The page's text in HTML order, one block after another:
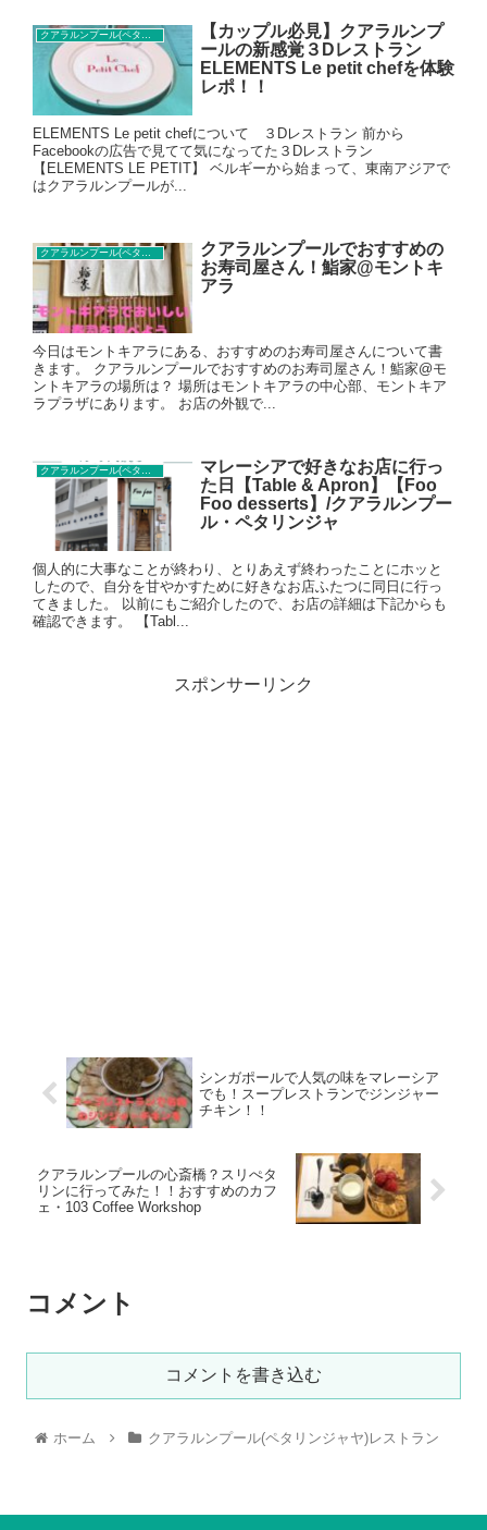
【カップル必見】クアラルンプ
ールの新感覚３Dレストラン
ELEMENTS Le petit chefを体験
レポ！！
ELEMENTS Le petit chefについて ３Dレストラン 前から
Facebookの広告で見てて気になってた３Dレストラン
【ELEMENTS LE PETIT】 ベルギーから始まって、東南アジアで
はクアラルンプールが...
クアラルンプールでおすすめの
お寿司屋さん！鮨家@モントキ
アラ
今日はモントキアラにある、おすすめのお寿司屋さんについて書
きます。 クアラルンプールでおすすめのお寿司屋さん！鮨家@モ
ントキアラの場所は？ 場所はモントキアラの中心部、モントキア
ラプラザにあります。 お店の外観で...
クアラルンプール(ペタリンジャヤ)カフェ
マレーシアで好きなお店に行っ
た日【Table & Apron】【Foo
Foo desserts】/クアラルンプー
ル・ペタリンジャ
個人的に大事なことが終わり、とりあえず終わったことにホッと
したので、自分を甘やかすために好きなお店ふたつに同日に行っ
てきました。 以前にもご紹介したので、お店の詳細は下記からも
確認できます。 【Tabl...
スポンサーリンク
シンガポールで人気の味をマレーシア
でも！スープレストランでジンジャー
チキン！！
クアラルンプールの心斎橋？スリぺタ
リンに行ってみた！！おすすめのカフ
ェ・103 Coffee Workshop
コメント
コメントを書き込む
ホーム クアラルンプール(ペタリンジャヤ)レストラン